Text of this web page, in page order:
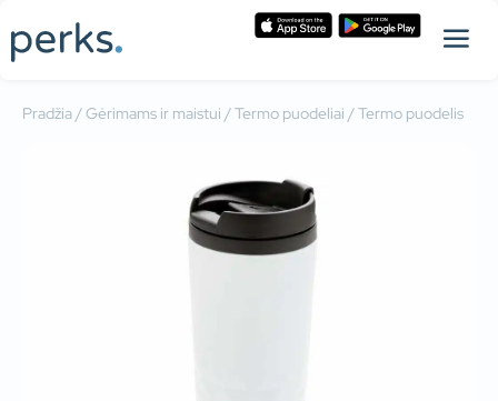
Pradžia/Gėrimams ir maistui /Termo puodeliai / Termo puodelis